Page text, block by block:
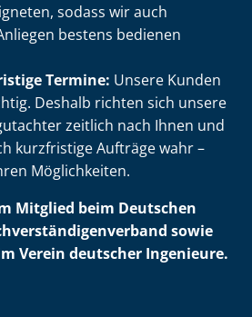
sodass wir auch
bestens bedienen
Termine: Unsere Kunden
Deshalb richten sich unsere
zeitlich nach Ihnen und
kurzfristige Aufträge wahr –
Möglichkeiten.
Mitglied beim Deutschen
sowie
Verein deutscher Ingenieure.